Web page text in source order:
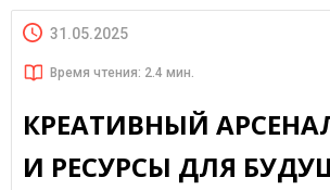
31.05.2025
Время чтения: 2.4 мин.
КРЕАТИВНЫЙ
И РЕСУРСЫ ДЛЯ